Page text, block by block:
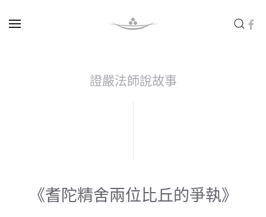
證嚴法師說故事
《耆陀精舍兩位比丘的爭執》